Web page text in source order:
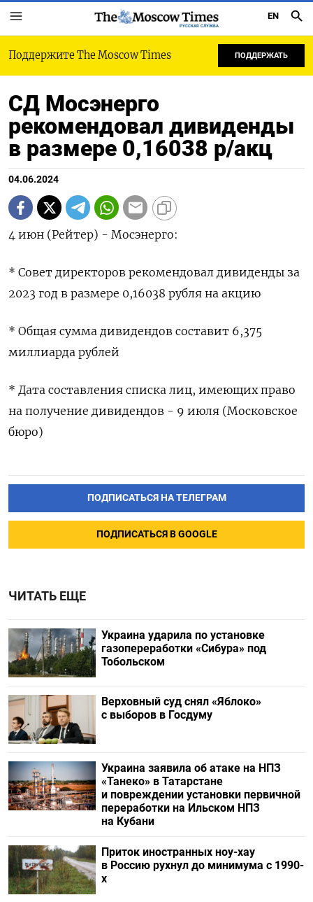
РУССКАЯ СЛУЖБА
EN
Поддержите The Moscow Times ПОДДЕРЖАТЬ
СД Мосэнерго
рекомендовал дивиденды
в размере 0,16038 р/акц
04.06.2024
4 июн (Рейтер) - Мосэнерго:
* Совет директоров рекомендовал дивиденды за
2023 год в размере 0,16038 рубля на акцию
* Общая сумма дивидендов составит 6,375
миллиарда рублей
* Дата составления списка лиц, имеющих право
на получение дивидендов - 9 июля (Московское
бюро)
ПОДПИСАТЬСЯ НА ТЕЛЕГРАМ
ПОДПИСАТЬСЯ В GOOGLE
ЧИТАТЬ ЕЩЕ
Украина ударила по установке
газопереработки «Сибура» под
Тобольском
Верховный суд снял «Яблоко»
с выборов в Госдуму
Украина заявила об атаке на НПЗ
«Танеко» в Татарстане
и повреждении установки первичной
переработки на Ильском НПЗ
на Кубани
Приток иностранных ноу-хау
в Россию рухнул до минимума с 1990-
х